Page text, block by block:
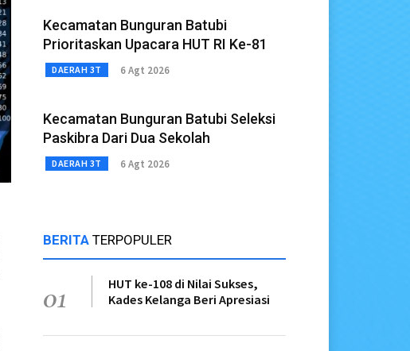
Kecamatan Bunguran Batubi
Prioritaskan Upacara HUT RI Ke-81
DAERAH 3T 6 Agt 2026
Kecamatan Bunguran Batubi Seleksi
Paskibra Dari Dua Sekolah
DAERAH 3T 6 Agt 2026
BERITA TERPOPULER
01
HUT ke-108 di Nilai Sukses,
Kades Kelanga Beri Apresiasi